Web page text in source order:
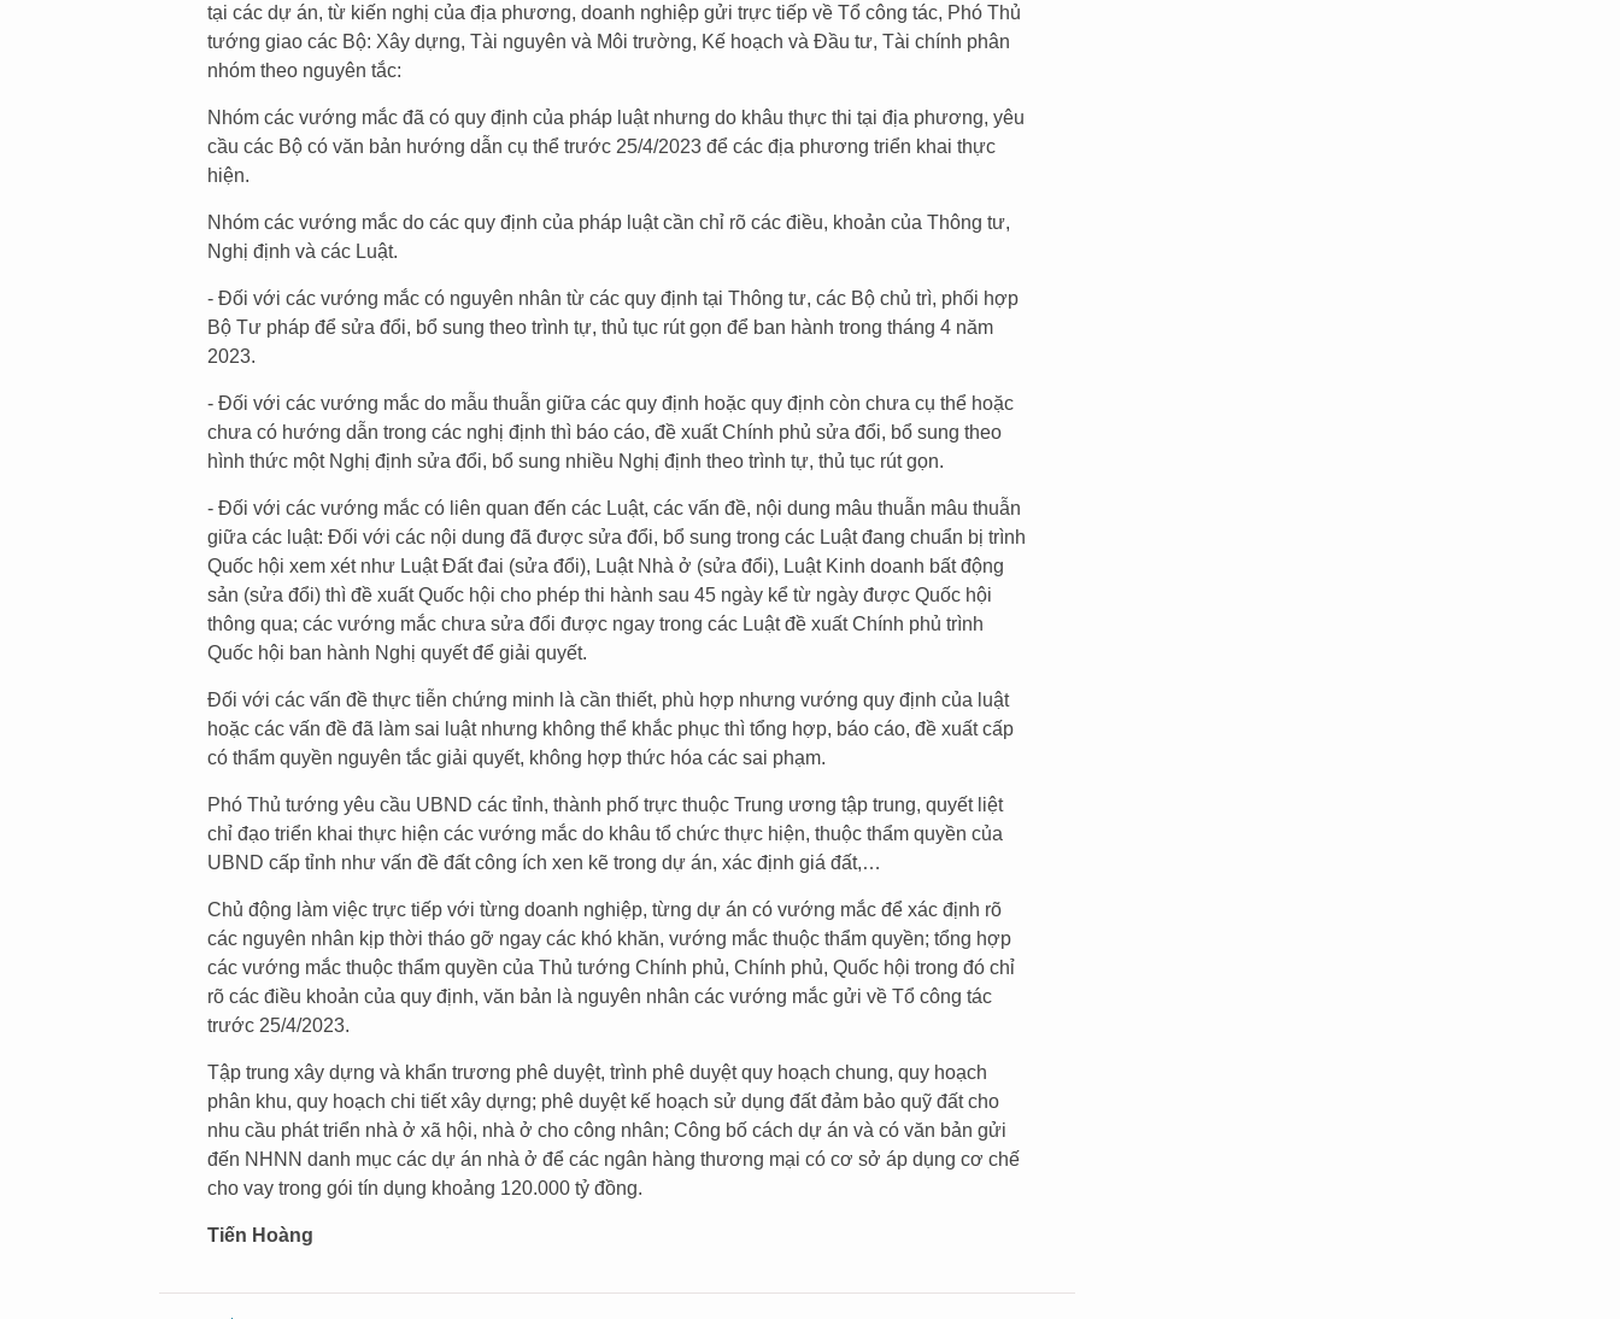
tại các dự án, từ kiến nghị của địa phương, doanh nghiệp gửi trực tiếp về Tổ công tác, Phó Thủ
tướng giao các Bộ: Xây dựng, Tài nguyên và Môi trường, Kế hoạch và Đầu tư, Tài chính phân
nhóm theo nguyên tắc:
Nhóm các vướng mắc đã có quy định của pháp luật nhưng do khâu thực thi tại địa phương, yêu
cầu các Bộ có văn bản hướng dẫn cụ thể trước 25/4/2023 để các địa phương triển khai thực
hiện.
Nhóm các vướng mắc do các quy định của pháp luật cần chỉ rõ các điều, khoản của Thông tư,
Nghị định và các Luật.
- Đối với các vướng mắc có nguyên nhân từ các quy định tại Thông tư, các Bộ chủ trì, phối hợp
Bộ Tư pháp để sửa đổi, bổ sung theo trình tự, thủ tục rút gọn để ban hành trong tháng 4 năm
2023.
- Đối với các vướng mắc do mẫu thuẫn giữa các quy định hoặc quy định còn chưa cụ thể hoặc
chưa có hướng dẫn trong các nghị định thì báo cáo, đề xuất Chính phủ sửa đổi, bổ sung theo
hình thức một Nghị định sửa đổi, bổ sung nhiều Nghị định theo trình tự, thủ tục rút gọn.
- Đối với các vướng mắc có liên quan đến các Luật, các vấn đề, nội dung mâu thuẫn mâu thuẫn
giữa các luật: Đối với các nội dung đã được sửa đổi, bổ sung trong các Luật đang chuẩn bị trình
Quốc hội xem xét như Luật Đất đai (sửa đổi), Luật Nhà ở (sửa đổi), Luật Kinh doanh bất động
sản (sửa đổi) thì đề xuất Quốc hội cho phép thi hành sau 45 ngày kể từ ngày được Quốc hội
thông qua; các vướng mắc chưa sửa đổi được ngay trong các Luật đề xuất Chính phủ trình
Quốc hội ban hành Nghị quyết để giải quyết.
Đối với các vấn đề thực tiễn chứng minh là cần thiết, phù hợp nhưng vướng quy định của luật
hoặc các vấn đề đã làm sai luật nhưng không thể khắc phục thì tổng hợp, báo cáo, đề xuất cấp
có thẩm quyền nguyên tắc giải quyết, không hợp thức hóa các sai phạm.
Phó Thủ tướng yêu cầu UBND các tỉnh, thành phố trực thuộc Trung ương tập trung, quyết liệt
chỉ đạo triển khai thực hiện các vướng mắc do khâu tổ chức thực hiện, thuộc thẩm quyền của
UBND cấp tỉnh như vấn đề đất công ích xen kẽ trong dự án, xác định giá đất,…
Chủ động làm việc trực tiếp với từng doanh nghiệp, từng dự án có vướng mắc để xác định rõ
các nguyên nhân kịp thời tháo gỡ ngay các khó khăn, vướng mắc thuộc thẩm quyền; tổng hợp
các vướng mắc thuộc thẩm quyền của Thủ tướng Chính phủ, Chính phủ, Quốc hội trong đó chỉ
rõ các điều khoản của quy định, văn bản là nguyên nhân các vướng mắc gửi về Tổ công tác
trước 25/4/2023.
Tập trung xây dựng và khẩn trương phê duyệt, trình phê duyệt quy hoạch chung, quy hoạch
phân khu, quy hoạch chi tiết xây dựng; phê duyệt kế hoạch sử dụng đất đảm bảo quỹ đất cho
nhu cầu phát triển nhà ở xã hội, nhà ở cho công nhân; Công bố cách dự án và có văn bản gửi
đến NHNN danh mục các dự án nhà ở để các ngân hàng thương mại có cơ sở áp dụng cơ chế
cho vay trong gói tín dụng khoảng 120.000 tỷ đồng.
Tiến Hoàng